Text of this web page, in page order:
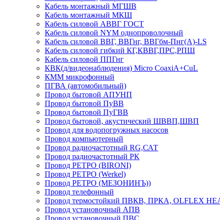
Кабель монтажный МГШВ
Кабель монтажный МКШ
Кабель силовой АВВГ ГОСТ
Кабель силовой NYM однопроволочный
Кабель силовой ВВГ, ВВГнг, ВВГбм-Пнг(А)-LS
Кабель силовой гибкий КГ,КВВГ,ПРС,РПШ
Кабель силовой ППГнг
КВК(д/видеонаблюдения) Micro CoaxiA+CuL
КММ микрофонный
ПГВА (автомобильный)
Провод бытовой АПУНП
Провод бытовой ПуВВ
Провод бытовой ПуГВВ
Провод бытовой, акустический ШВВП,ШВП
Провод для водопогружных насосов
Провод компьютерный
Провод радиочастотный RG,САТ
Провод радиочастотный РК
Провод РЕТРО (BIRONI)
Провод РЕТРО (Werkel)
Провод РЕТРО (МЕЗОНИНЪ))
Провод телефонный
Провод термостойкий ПВКВ, ПРКА, OLFLEX
Провод установочный АПВ